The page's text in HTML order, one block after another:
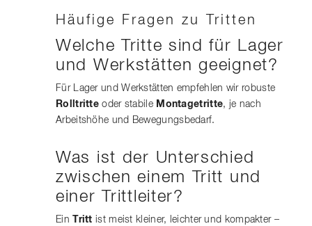
Häufige Fragen zu Tritten
Welche Tritte sind für Lager
und Werkstätten geeignet?
Für Lager und Werkstätten empfehlen wir robuste
Rolltritte oder stabile Montagetritte, je nach
Arbeitshöhe und Bewegungsbedarf.
Was ist der Unterschied
zwischen einem Tritt und
einer Trittleiter?
Ein Tritt ist meist kleiner, leichter und kompakter –